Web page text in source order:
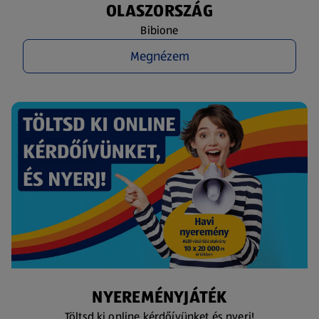
OLASZORSZÁG
Bibione
Megnézem
NYEREMÉNYJÁTÉK